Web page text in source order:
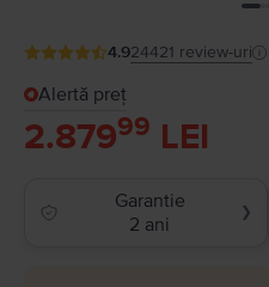
4.924421 review-uri
Alertă preț
2.87999 LEI
Garantie
2 ani
❯